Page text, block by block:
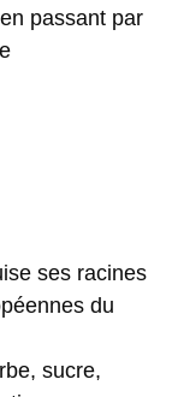
passant par
ses racines
du
sucre,